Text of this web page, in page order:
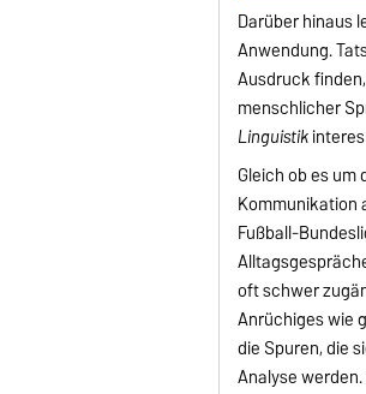
Darüber hinaus
Anwendung.
Ausdruck
menschlicher
Linguistik
Gleich ob es
Kommunikation
Fußball-
oft schwer
Anrüchiges wie
die Spuren, die
Analyse